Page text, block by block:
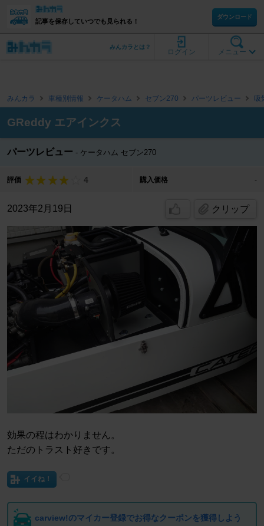
記事を保存していつでも見られる！
ダウンロード
メニュー
ログイン
みんカラとは？
みんカラ 車種別情報 ケータハム セブン270 パーツレビュー 吸
GReddy エアインクス
パーツレビュー ケータハム セブン270
評価 4 購入価格 -
2023年2月19日 クリップ
効果の程はわかりません。
ただのトラスト好きです。
イイね！
carview!のマイカー登録でお得なクーポンを獲得しよう